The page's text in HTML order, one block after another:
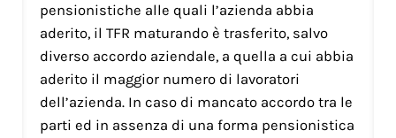
pensionistiche alle quali l’azienda abbia
aderito, il TFR maturando è trasferito, salvo
diverso accordo aziendale, a quella a cui abbia
aderito il maggior numero di lavoratori
dell’azienda. In caso di mancato accordo tra le
parti ed in assenza di una forma pensionistica